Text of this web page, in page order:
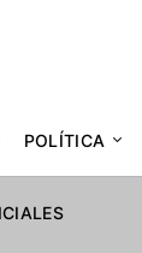
POLÍTICA